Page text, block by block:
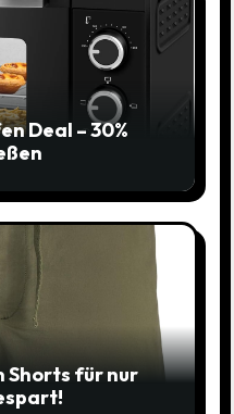
Deal – 30%
Shorts für nur